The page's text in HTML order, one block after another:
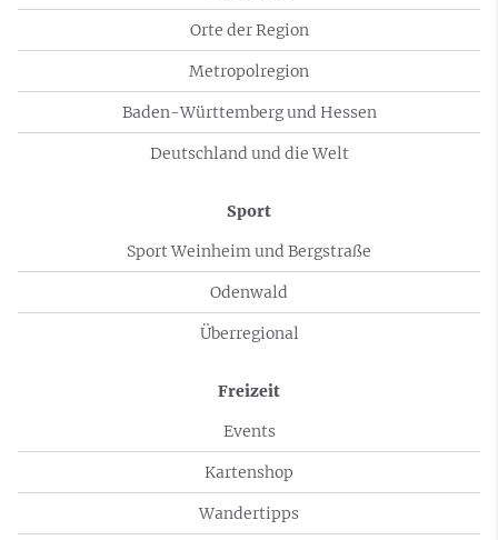
Orte der Region
Metropolregion
Baden-Württemberg und Hessen
Deutschland und die Welt
Sport
Sport Weinheim und Bergstraße
Odenwald
Überregional
Freizeit
Events
Kartenshop
Wandertipps